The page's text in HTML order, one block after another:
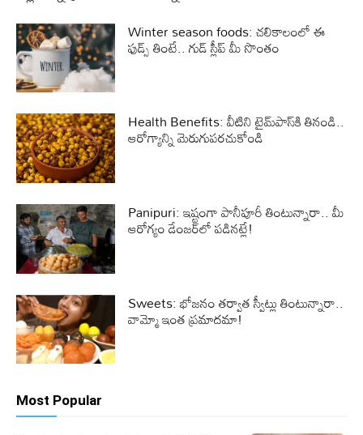
Winter season foods: చలికాలంలో ఈ
ఫుడ్స్ తింటే.. గుడ్ స్లీప్ మీ సొంతం
Health Benefits: వీటిని టైమ్‌పాస్‌కి తినండి..
ఆరోగ్యాన్ని మెరుగుపరచుకోండి
Panipuri: ఇష్టంగా పానీపూరీ తింటున్నారా.. మీ
ఆరోగ్యం డేంజర్‌లో పడినట్లే!
Sweets: భోజనం తర్వాత స్వీట్లు తింటున్నారా..
వామ్మో ఇంత ప్రమాదమా!
Most Popular